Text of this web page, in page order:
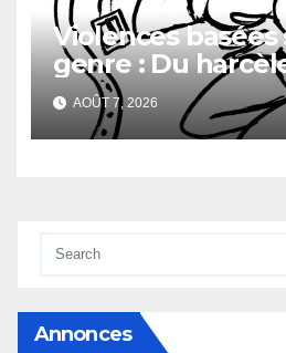
Violences basées
genre : Du
sexuel
AOÛT 7, 2026
Annonces